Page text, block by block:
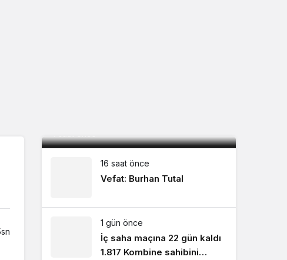
16 saat önce
Vefat: Burhan Tutal
1 gün önce
İç saha maçına 22 gün kaldı
1.817 Kombine sahibini